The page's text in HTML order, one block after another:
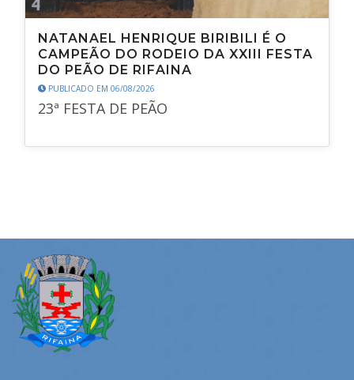
NATANAEL HENRIQUE BIRIBILI É O
CAMPEÃO DO RODEIO DA XXIII FESTA
DO PEÃO DE RIFAINA
PUBLICADO EM 06/08/2026
23ª FESTA DE PEÃO